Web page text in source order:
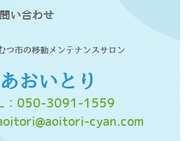
つ市の移動メンテナンスサロン
あおいとり
050-3091-1559
cyan.com
い合わせ